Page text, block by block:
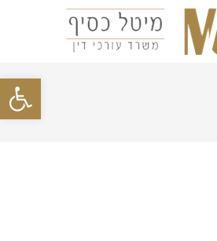
פתח סרגל נגישות